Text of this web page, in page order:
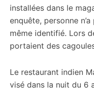
installées dans le
enquête, personne
même identifié. Lors
portaient des
Le restaurant indien
visé dans la nuit du 6